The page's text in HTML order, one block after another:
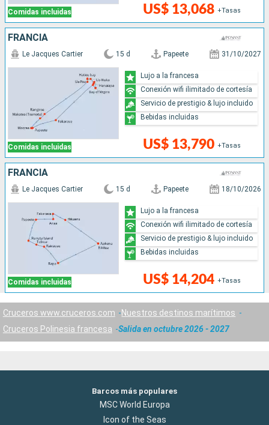
Comidas incluidas US$ 13,068 +Tasas
FRANCIA
Comidas incluidas
Le Jacques Cartier 15 d Papeete 31/10/2027
US$ 13,790 +Tasas
Lujo a la francesa
Conexión wifi ilimitado de cortesía
Servicio de prestigio & lujo incluido
Bebidas incluidas
FRANCIA
Comidas incluidas
Le Jacques Cartier 15 d Papeete 18/10/2026
US$ 14,204 +Tasas
Lujo a la francesa
Conexión wifi ilimitado de cortesía
Servicio de prestigio & lujo incluido
Bebidas incluidas
Cruceros www.cruceros.com
Nuestros destinos marítimos
Cruceros Polinesia francesa
Salida en octubre 2026 - 2027
Barcos más populares
MSC World Europa
Icon of the Seas